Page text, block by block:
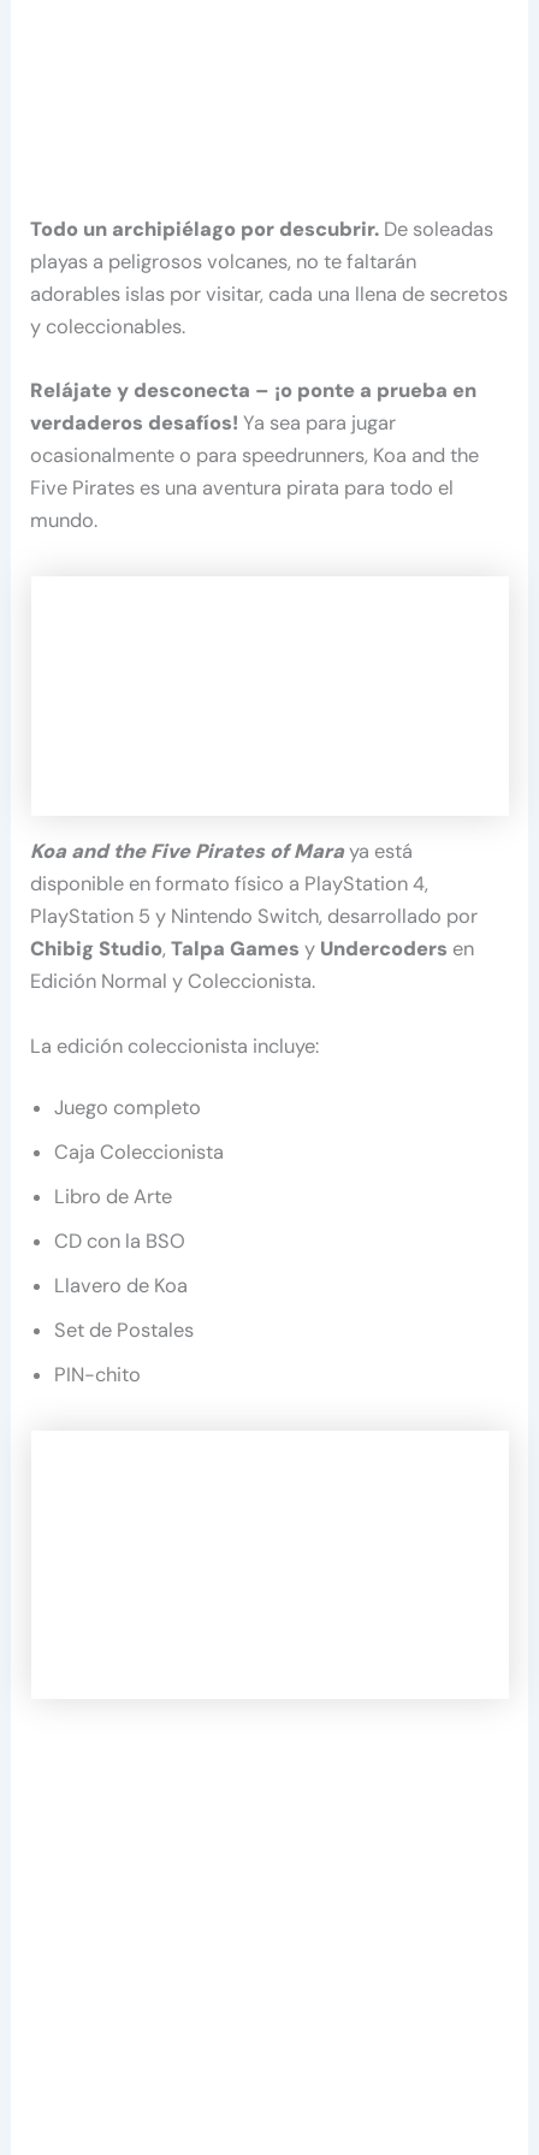
Todo un archipiélago por descubrir. De soleadas
playas a peligrosos volcanes, no te faltarán
adorables islas por visitar, cada una llena de secretos
y coleccionables.
Relájate y desconecta – ¡o ponte a prueba en
verdaderos desafíos! Ya sea para jugar
ocasionalmente o para speedrunners, Koa and the
Five Pirates es una aventura pirata para todo el
mundo.
Koa and the Five Pirates of Maraya está
disponible en formato físico a PlayStation 4,
PlayStation 5 y Nintendo Switch, desarrollado por
Chibig Studio,Talpa Games y Undercoders en
Edición Normal y Coleccionista.
La edición coleccionista incluye:
Juego completo
Caja Coleccionista
Libro de Arte
CD con la BSO
Llavero de Koa
Set de Postales
PIN-chito